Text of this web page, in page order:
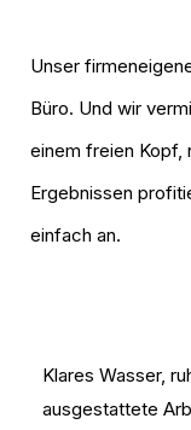
Unser
Büro. Und wir
einem freien Kopf,
Ergebnissen
einfach an.
Klares Wasser,
ausgestattete